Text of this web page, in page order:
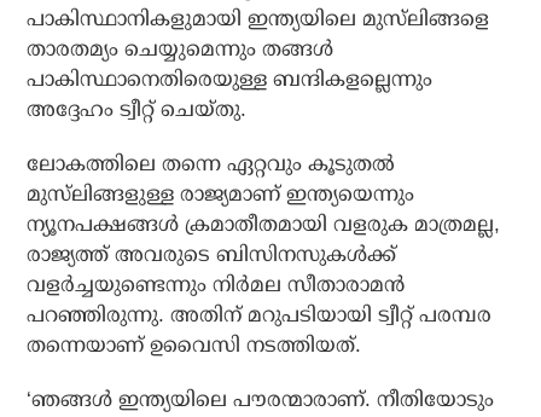
പാകിസ്ഥാനികളുമായി ഇന്ത്യയിലെ മുസ്‌ലിങ്ങളെ
താരതമ്യം ചെയ്യുമെന്നും തങ്ങള്‍
പാകിസ്ഥാനെതിരെയുള്ള ബന്ദികളല്ലെന്നും
അദ്ദേഹം ട്വീറ്റ് ചെയ്തു.
ലോകത്തിലെ തന്നെ ഏറ്റവും കൂടുതല്‍
മുസ്‌ലിങ്ങളുള്ള രാജ്യമാണ് ഇന്ത്യയെന്നും
ന്യൂനപക്ഷങ്ങള്‍ ക്രമാതീതമായി വളരുക മാത്രമല്ല,
രാജ്യത്ത് അവരുടെ ബിസിനസുകള്‍ക്ക്
വളര്‍ച്ചയുണ്ടെന്നും നിര്‍മല സീതാരാമന്‍
പറഞ്ഞിരുന്നു. അതിന് മറുപടിയായി ട്വീറ്റ് പരമ്പര
തന്നെയാണ് ഉവൈസി നടത്തിയത്.
‘ഞങ്ങള്‍ ഇന്ത്യയിലെ പൗരന്മാരാണ്. നീതിയോടും